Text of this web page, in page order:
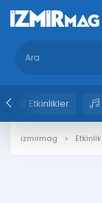
Etkinlikler
izmirmag Etkinlik